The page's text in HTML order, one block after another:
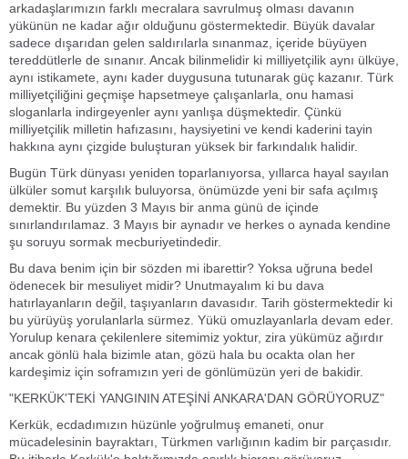
arkadaşlarımızın farklı mecralara savrulmuş olması davanın
yükünün ne kadar ağır olduğunu göstermektedir. Büyük davalar
sadece dışarıdan gelen saldırılarla sınanmaz, içeride büyüyen
tereddütlerle de sınanır. Ancak bilinmelidir ki milliyetçilik aynı ülküye,
aynı istikamete, aynı kader duygusuna tutunarak güç kazanır. Türk
milliyetçiliğini geçmişe hapsetmeye çalışanlarla, onu hamasi
sloganlarla indirgeyenler aynı yanlışa düşmektedir. Çünkü
milliyetçilik milletin hafızasını, haysiyetini ve kendi kaderini tayin
hakkına aynı çizgide buluşturan yüksek bir farkındalık halidir.
Bugün Türk dünyası yeniden toparlanıyorsa, yıllarca hayal sayılan
ülküler somut karşılık buluyorsa, önümüzde yeni bir safa açılmış
demektir. Bu yüzden 3 Mayıs bir anma günü de içinde
sınırlandırılamaz. 3 Mayıs bir aynadır ve herkes o aynada kendine
şu soruyu sormak mecburiyetindedir.
Bu dava benim için bir sözden mi ibarettir? Yoksa uğruna bedel
ödenecek bir mesuliyet midir? Unutmayalım ki bu dava
hatırlayanların değil, taşıyanların davasıdır. Tarih göstermektedir ki
bu yürüyüş yorulanlarla sürmez. Yükü omuzlayanlarla devam eder.
Yorulup kenara çekilenlere sitemimiz yoktur, zira yükümüz ağırdır
ancak gönlü hala bizimle atan, gözü hala bu ocakta olan her
kardeşimiz için soframızın yeri de gönlümüzün yeri de bakidir.
"KERKÜK'TEKİ YANGININ ATEŞİNİ ANKARA'DAN GÖRÜYORUZ"
Kerkük, ecdadımızın hüzünle yoğrulmuş emaneti, onur
mücadelesinin bayraktarı, Türkmen varlığının kadim bir parçasıdır.